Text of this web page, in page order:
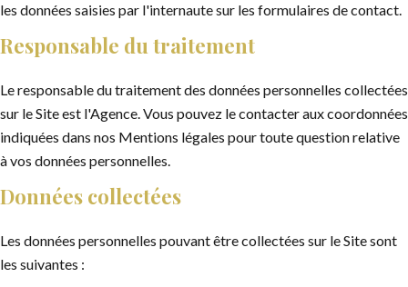
les données saisies par l'internaute sur les formulaires de contact.
Responsable du traitement
Le responsable du traitement des données personnelles collectées
sur le Site est l'Agence. Vous pouvez le contacter aux coordonnées
indiquées dans nos Mentions légales pour toute question relative
à vos données personnelles.
Données collectées
Les données personnelles pouvant être collectées sur le Site sont
les suivantes :